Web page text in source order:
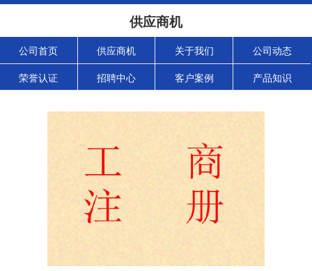
供应商机
公司首页 供应商机 关于我们 公司动态
荣誉认证 招聘中心 客户案例 产品知识